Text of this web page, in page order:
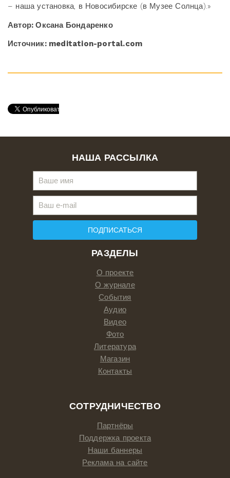
– наша установка, в Новосибирске (в Музее Солнца).»
Автор: Оксана Бондаренко
Источник: meditation-portal.com
РАЗДЕЛЫ
О проекте
О журнале
События
Аудио
Видео
Фото
Литература
Магазин
Контакты
СОТРУДНИЧЕСТВО
Партнёры
Поддержка проекта
Наши баннеры
Реклама на сайте
НАША РАССЫЛКА
ПОДПИСАТЬСЯ